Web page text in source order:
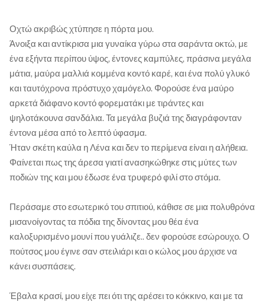
Οχτώ ακριβώς χτύπησε η πόρτα μου.
Άνοιξα και αντίκρισα μια γυναίκα γύρω στα σαράντα οκτώ, με
ένα εξήντα περίπου ύψος, έντονες καμπύλες, πράσινα μεγάλα
μάτια, μαύρα μαλλιά κομμένα κοντό καρέ, και ένα πολύ γλυκό
και ταυτόχρονα πρόστυχο χαμόγελο. Φορούσε ένα μαύρο
αρκετά διάφανο κοντό φορεματάκι με τιράντες και
ψηλοτάκουνα σανδάλια. Τα μεγάλα βυζιά της διαγράφονταν
έντονα μέσα από το λεπτό ύφασμα.
Ήταν σκέτη καύλα η Λένα και δεν το περίμενα είναι η αλήθεια.
Φαίνεται πως της άρεσα γιατί ανασηκώθηκε στις μύτες των
ποδιών της και μου έδωσε ένα τρυφερό φιλί στο στόμα.
Περάσαμε στο εσωτερικό του σπιτιού, κάθισε σε μια πολυθρόνα
μισανοίγοντας τα πόδια της δίνοντας μου θέα ένα
καλοξυρισμένο μουνί που γυάλιζε.. δεν φορούσε εσώρουχο. Ο
πούτσος μου έγινε σαν στειλιάρι και ο κώλος μου άρχισε να
κάνει συσπάσεις.
Έβαλα κρασί, μου είχε πει ότι της αρέσει το κόκκινο, και με τα